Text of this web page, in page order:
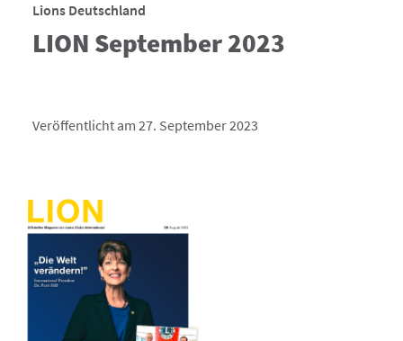
Lions Deutschland
LION September 2023
Veröffentlicht am 27. September 2023